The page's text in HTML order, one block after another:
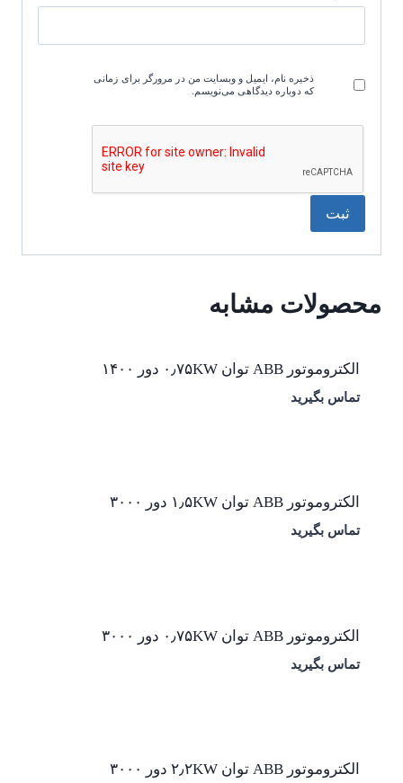
ذخیره نام، ایمیل و وبسایت من در مرورگر برای زمانی
که دوباره دیدگاهی می‌نویسم.
محصولات مشابه
الکتروموتور ABB توان ۰٫۷۵KW دور ۱۴۰۰
تماس بگیرید
الکتروموتور ABB توان ۱٫۵KW دور ۳۰۰۰
تماس بگیرید
الکتروموتور ABB توان ۰٫۷۵KW دور ۳۰۰۰
تماس بگیرید
الکتروموتور ABB توان ۲٫۲KW دور ۳۰۰۰